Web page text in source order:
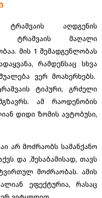
აღდგენის
ტრამვაის მაღალი
მის 1 შემადგენლობას
რამდენსაც სხვა
ვერ მოახერხებს.
ტიპური, გრძელი
ამ რაოდენობის
დიდი ზომის ავტობუსი,
არ მოძრაობს სამანქანო
და ,შესაბამისად, თავს
მოძრაობას. ამის
ეფექტურია, რასაც